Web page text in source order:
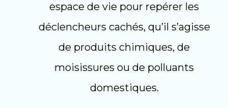
espace de vie pour repérer les
déclencheurs cachés, qu’il s’agisse
de produits chimiques, de
moisissures ou de polluants
domestiques.